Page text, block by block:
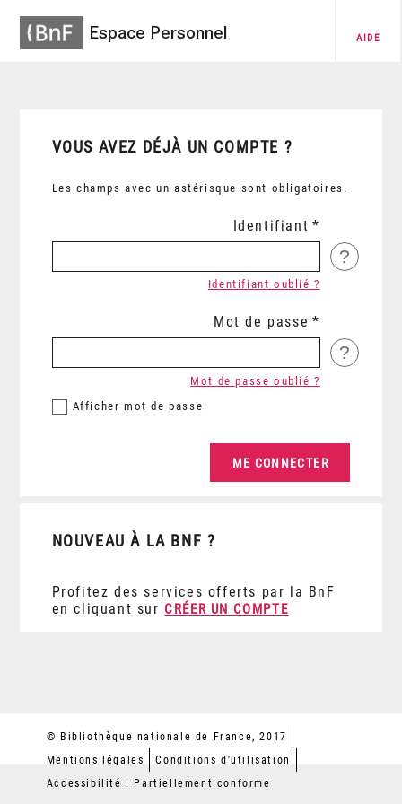
Espace Personnel AIDE
VOUS AVEZ DÉJÀ UN COMPTE ?
Les champs avec un astérisque sont obligatoires.
Identifiant
?
Identifiant oublié ?
Mot de passe
?
Afficher mot de passe
Mot de passe oublié ?
NOUVEAU À LA BNF ?
Profitez des services offerts par la BnF
en cliquant sur CRÉER UN COMPTE
© Bibliothèque nationale de France, 2017
Mentions légales
Conditions d'utilisation
Accessibilité : Partiellement conforme